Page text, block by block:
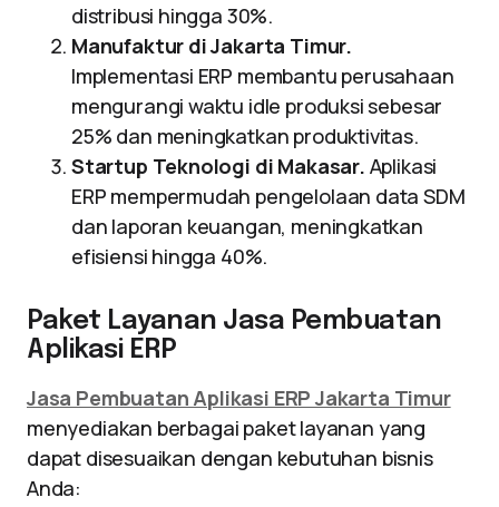
distribusi hingga 30%.
Manufaktur di Jakarta Timur.
Implementasi ERP membantu perusahaan
mengurangi waktu idle produksi sebesar
25% dan meningkatkan produktivitas.
Startup Teknologi di Makasar. Aplikasi
ERP mempermudah pengelolaan data SDM
dan laporan keuangan, meningkatkan
efisiensi hingga 40%.
Paket Layanan Jasa Pembuatan
Aplikasi ERP
Jasa Pembuatan Aplikasi ERP Jakarta Timur
menyediakan berbagai paket layanan yang
dapat disesuaikan dengan kebutuhan bisnis
Anda: